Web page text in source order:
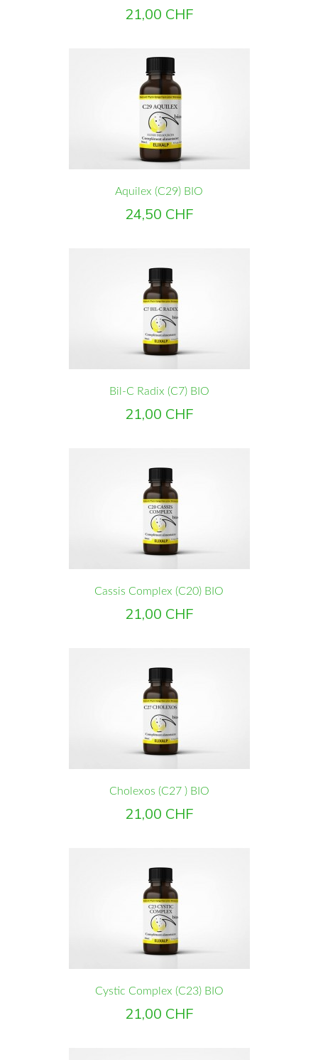
Prix
21,00 CHF
Aquilex (C29) BIO
Prix
24,50 CHF
Bil-C Radix (C7) BIO
Prix
21,00 CHF
Cassis Complex (C20) BIO
Prix
21,00 CHF
Cholexos (C27 ) BIO
Prix
21,00 CHF
Cystic Complex (C23) BIO
Prix
21,00 CHF